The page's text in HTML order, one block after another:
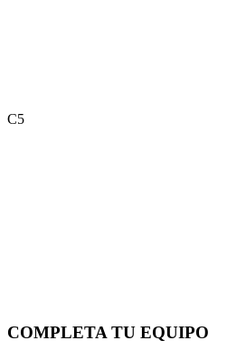
C5
COMPLETA TU EQUIPO